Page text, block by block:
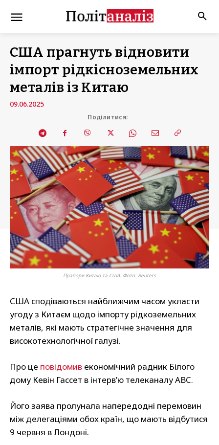
США прагнуть відновити
імпорт рідкісноземельних
металів із Китаю
09.06.2025
Поділитися:
Прапори Китаю та США. Фото: Reuters
США сподіваються найближчим часом укласти
угоду з Китаєм щодо імпорту рідкоземельних
металів, які мають стратегічне значення для
високотехнологічної галузі.
Про це повідомив економічний радник Білого
дому Кевін Гассет в інтерв’ю телеканалу ABC.
Його заява пролунала напередодні перемовин
між делегаціями обох країн, що мають відбутися
9 червня в Лондоні.